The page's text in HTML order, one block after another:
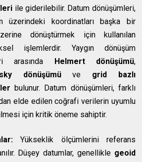
ile giderilebilir. Datum dönüşümleri,
üzerindeki koordinatları başka bir
dönüştürmek için kullanılan
işlemlerdir. Yaygın dönüşüm
arasında Helmert dönüşümü,
dönüşümüve grid bazlı
bulunur. Datum dönüşümleri, farklı
elde edilen coğrafi verilerin uyumlu
için kritik öneme sahiptir.
Yükseklik ölçümlerini referans
Düşey datumlar, genellikle geoid